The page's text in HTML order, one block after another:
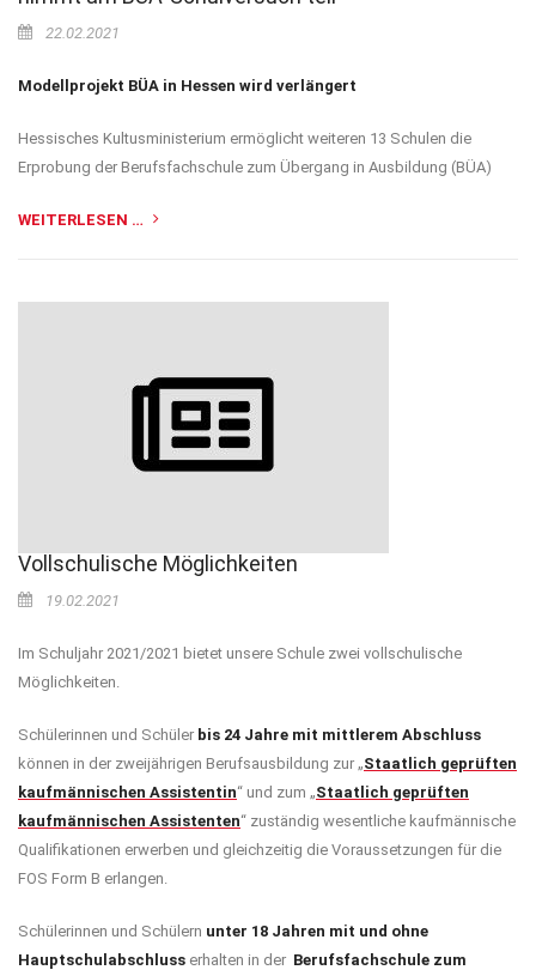
22.02.2021
Modellprojekt BÜA in Hessen wird verlängert
Hessisches Kultusministerium ermöglicht weiteren 13 Schulen die
Erprobung der Berufsfachschule zum Übergang in Ausbildung (BÜA)
WEITERLESEN …
Vollschulische Möglichkeiten
19.02.2021
Im Schuljahr 2021/2021 bietet unsere Schule zwei vollschulische
Möglichkeiten.
Schülerinnen und Schüler bis 24 Jahre mit mittlerem Abschluss
können in der zweijährigen Berufsausbildung zur „Staatlich geprüften
kaufmännischen Assistentin“ und zum „Staatlich geprüften
kaufmännischen Assistenten“ zuständig wesentliche kaufmännische
Qualifikationen erwerben und gleichzeitig die Voraussetzungen für die
FOS Form B erlangen.
Schülerinnen und Schülern unter 18 Jahren mit und ohne
Hauptschulabschluss erhalten in der Berufsfachschule zum